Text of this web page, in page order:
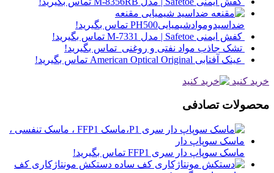
مقنعه
ضداسیدوموادشیمیاییPH500
تماس بگیرید!
کفش ایمنی Safetoe | مدل M-7331
تماس بگیرید!
تشک جاذب مواد نفتی و روغنی تماس بگیرید!
عینک آفتابی American Optical Original
تماس بگیرید!
خرید کنید
محصولات تصادفی
ماسک سوپاپ دار سری FFP1
تماس بگیرید!
دستکش مونتاژکاری کف